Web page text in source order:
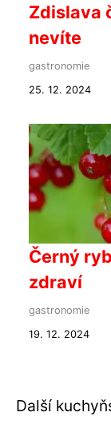
Zdislava
nevíte
gastronomie
25. 12. 2024
Černý
zdraví
gastronomie
19. 12. 2024
Další